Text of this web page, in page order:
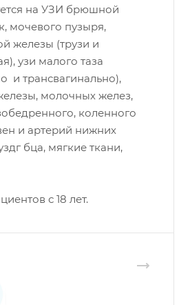
на УЗИ брюшной
мочевого пузыря,
железы (трузи и
узи малого таза
и трансвагинально),
молочных желез,
коленного
и артерий нижних
бца, мягкие ткани,
с 18 лет.